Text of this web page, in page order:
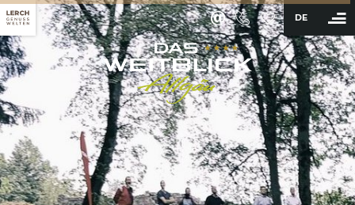
DE
Hotel
Zimmer & Angebote
Wellness & Aktiv